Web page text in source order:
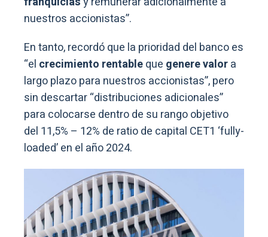
nuestros accionistas”.
En tanto, recordó que la prioridad del banco es
“el crecimiento rentableque genere valora
largo plazo para nuestros accionistas”, pero
sin descartar “distribuciones adicionales”
para colocarse dentro de su rango objetivo
del 11,5% – 12% de ratio de capital CET1 ‘fully-
loaded’ en el año 2024.